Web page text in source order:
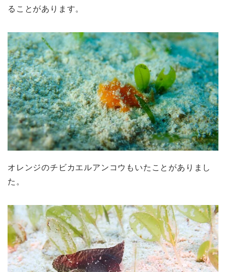
ることがあります。
オレンジのチビカエルアンコウもいたことがありまし
た。